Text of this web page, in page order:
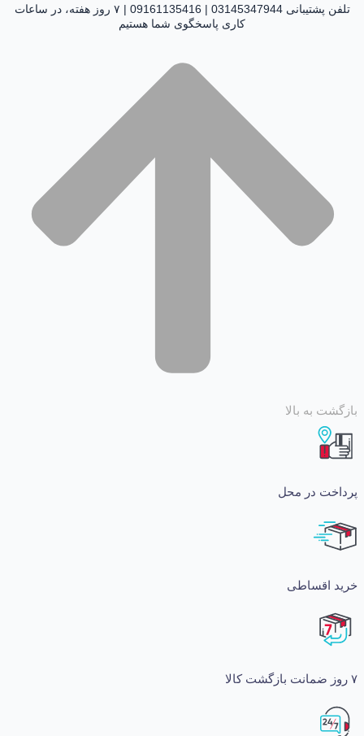
تلفن پشتیبانی 03145347944 | 09161135416 | ۷ روز هفته، در ساعات
کاری پاسخگوی شما هستیم
به بالا
در محل